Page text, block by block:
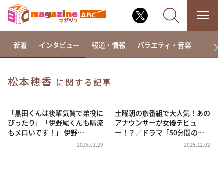
相席食堂
これ余談なんですけど・・・
～人生密着トークバラエティ！～ やすとものいたっ
新着 インタビュー 報道・情報 バラエティ・音楽 ド
松本穂香 に関する記事
「黒田くんは後輩気質で弟役に
ぴったり」「伊野尾くんも晴流
もメロいです！」 伊野…
2026.01.29
土曜朝の旅番組で大人気！あの
アナウンサーが女優デビュ
ー！？／ドラマ「50分間の…
2025.12.02